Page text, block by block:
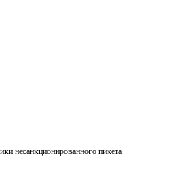
несанкционированного пикета